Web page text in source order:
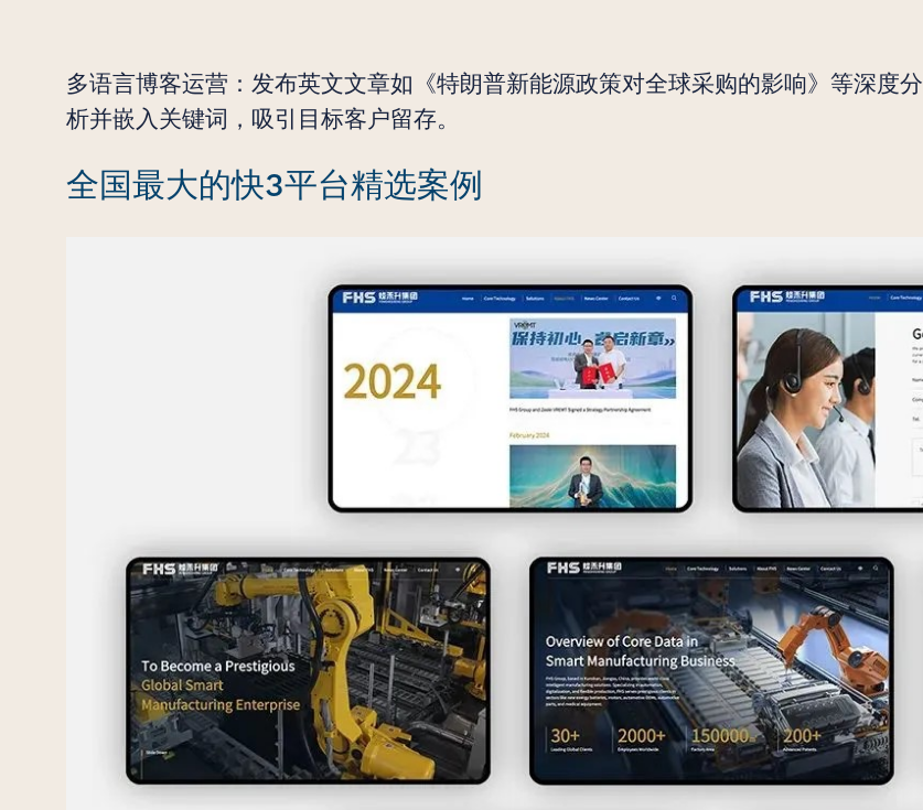
多语言博客运营：发布英文文章如《特朗普新能源政策对全球采购的影响》等深度分
析并嵌入关键词，吸引目标客户留存。
全国最大的快3平台精选案例